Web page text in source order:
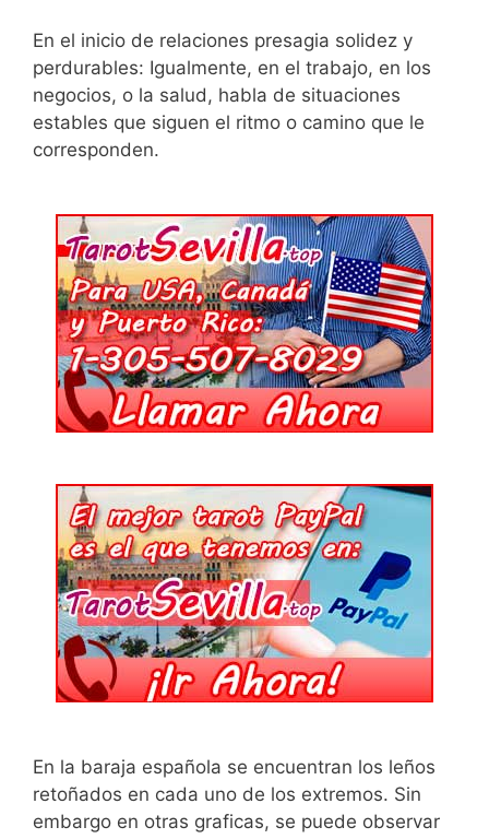
En el inicio de relaciones presagia solidez y
perdurables: Igualmente, en el trabajo, en los
negocios, o la salud, habla de situaciones
estables que siguen el ritmo o camino que le
corresponden.
En la baraja española se encuentran los leños
retoñados en cada uno de los extremos. Sin
embargo en otras graficas, se puede observar